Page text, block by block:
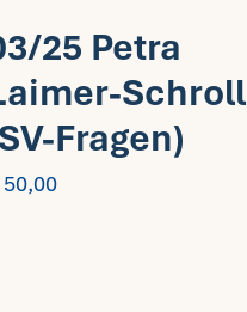
25 Petra
Schroll
Fragen)
50,00